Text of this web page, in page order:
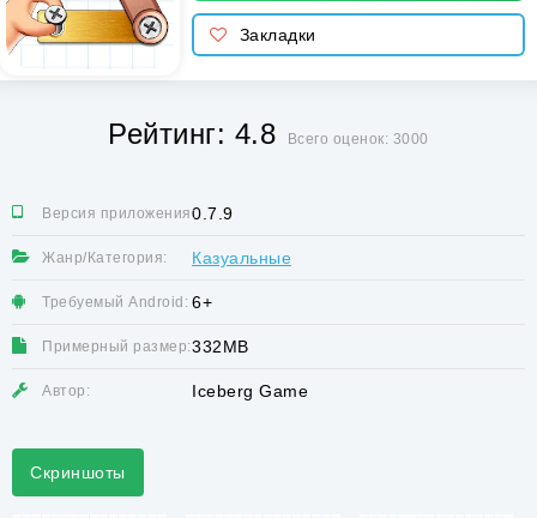
Закладки
Рейтинг: 4.8 Всего оценок: 3000
Версия приложения:0.7.9
Жанр/Категория: Казуальные
Требуемый Android: 6+
Примерный размер:332MB
Автор: Iceberg Game
Скриншоты